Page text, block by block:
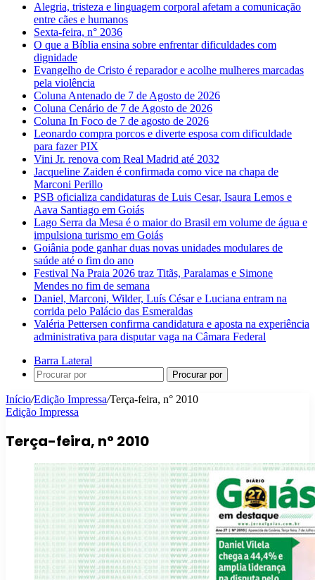
Alegria, tristeza e linguagem corporal afetam a comunicação
entre cães e humanos
Sexta-feira, n° 2036
O que a Bíblia ensina sobre enfrentar dificuldades com
dignidade
Evangelho de Cristo é reparador e acolhe mulheres marcadas
pela violência
Coluna Antenado de 7 de Agosto de 2026
Coluna Cenário de 7 de Agosto de 2026
Coluna In Foco de 7 de agosto de 2026
Leonardo compra porcos e diverte esposa com dificuldade
para fazer PIX
Vini Jr. renova com Real Madrid até 2032
Jacqueline Zaiden é confirmada como vice na chapa de
Marconi Perillo
PSB oficializa candidaturas de Luis Cesar, Isaura Lemos e
Aava Santiago em Goiás
Lago Serra da Mesa é o maior do Brasil em volume de água e
impulsiona turismo em Goiás
Goiânia pode ganhar duas novas unidades modulares de
saúde até o fim do ano
Festival Na Praia 2026 traz Titãs, Paralamas e Simone
Mendes no fim de semana
Daniel, Marconi, Wilder, Luís César e Luciana entram na
corrida pelo Palácio das Esmeraldas
Valéria Pettersen confirma candidatura e aposta na experiência
administrativa para disputar vaga na Câmara Federal
Barra Lateral
Procurar por
Início/Edição Impressa/Terça-feira, n° 2010
Edição Impressa
Terça-feira, n° 2010